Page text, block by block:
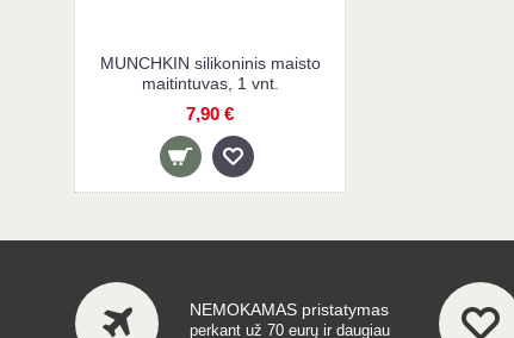
MUNCHKIN silikoninis maisto
maitintuvas, 1 vnt.
7,90 €
NEMOKAMAS pristatymas
perkant už 70 eurų ir daugiau